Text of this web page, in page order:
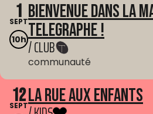
1
SEPT
10h
Bienvenue dans La
Telegraphe !
/ CLUB
communauté
12
SEPTLa Rue aux enfants